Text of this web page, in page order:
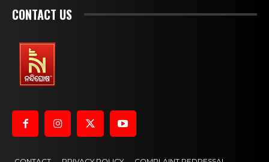
CONTACT US